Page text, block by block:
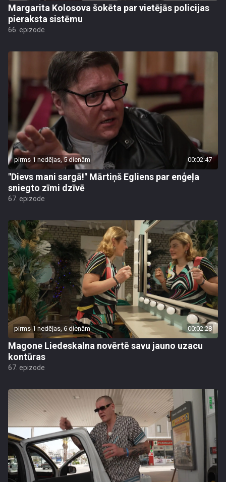
Margarita Kolosova šokēta par vietējās policijas
pieraksta sistēmu
66. epizode
pirms 1 nedēļas, 5 dienām 00:02:47
"Dievs mani sargā!" Mārtiņš Egliens par enģeļa
sniegto zīmi dzīvē
67. epizode
pirms 1 nedēļas, 6 dienām 00:02:28
Magone Liedeskalna novērtē savu jauno uzacu
kontūras
67. epizode